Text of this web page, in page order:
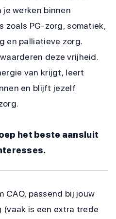
werken binnen
zoals PG-zorg, somatiek,
en palliatieve zorg.
deze vrijheid.
van krijgt, leert
en blijft jezelf
het beste aansluit
CAO, passend bij jouw
is een extra trede